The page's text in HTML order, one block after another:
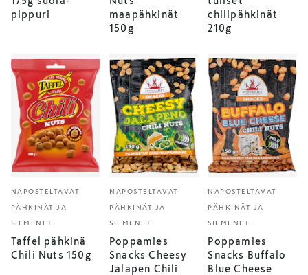
pippuri
maapähkinät
150g
chilipähkinät
210g
NAPOSTELTAVAT
PÄHKINÄT JA
SIEMENET
Taffel pähkinä
Chili Nuts 150g
NAPOSTELTAVAT
PÄHKINÄT JA
SIEMENET
Poppamies
Snacks Cheesy
Jalapen Chili
NAPOSTELTAVAT
PÄHKINÄT JA
SIEMENET
Poppamies
Snacks Buffalo
Blue Cheese